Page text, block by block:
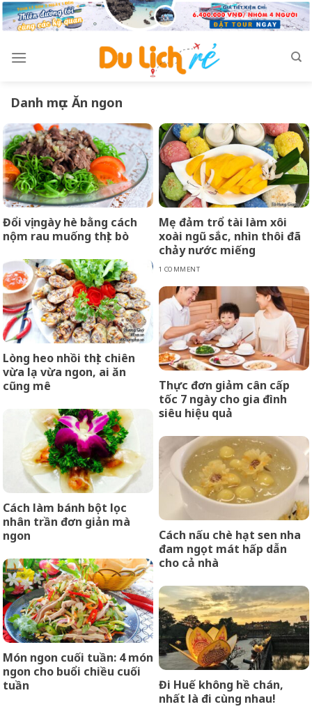
Skip
to
Danh mục: Ăn ngon
Đổi vị ngày hè bằng cách
nộm rau muống thịt bò
Mẹ đảm trổ tài làm xôi
xoài ngũ sắc, nhìn thôi đã
chảy nước miếng
1 COMMENT
Lòng heo nhồi thịt chiên
vừa lạ vừa ngon, ai ăn
cũng mê
Thực đơn giảm cân cấp
tốc 7 ngày cho gia đình
siêu hiệu quả
Cách làm bánh bột lọc
nhân trần đơn giản mà
ngon
Cách nấu chè hạt sen nha
đam ngọt mát hấp dẫn
cho cả nhà
Món ngon cuối tuần: 4 món
ngon cho buổi chiều cuối
tuần
Đi Huế không hề chán,
nhất là đi cùng nhau!